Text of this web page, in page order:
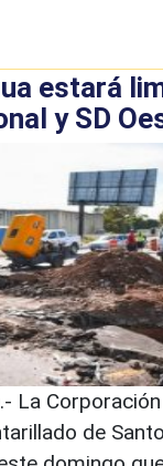
estará
y SD
La
de